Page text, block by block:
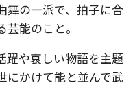
舞の一派で、拍子に合
能のこと。
躍や哀しい物語を主題
にかけて能と並んで武